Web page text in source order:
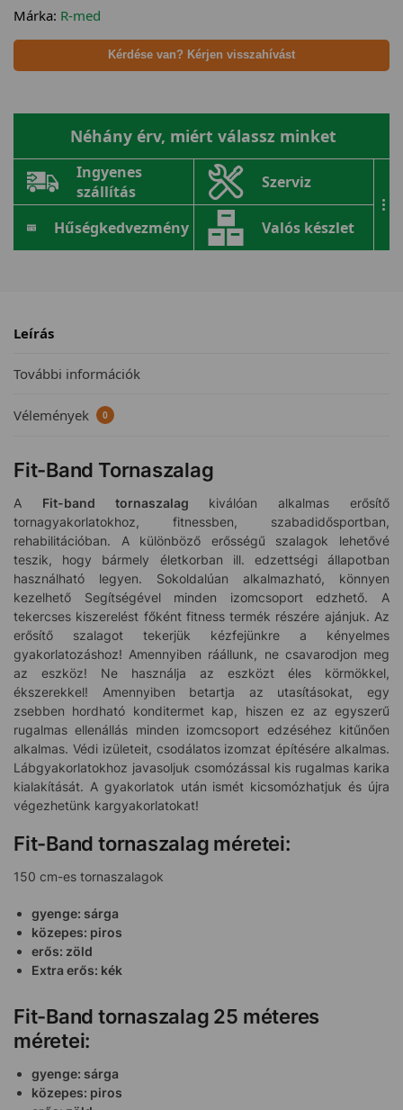
Márka: R-med
Kérdése van? Kérjen visszahívást
Néhány érv, miért válassz minket
Ingyenes
szállítás
Szerviz
Hűségkedvezmény Valós készlet
...
Leírás
További információk
Vélemények 0
Fit-Band Tornaszalag
A Fit-band tornaszalag kiválóan alkalmas erősítő
tornagyakorlatokhoz, fitnessben, szabadidősportban,
rehabilitációban. A különböző erősségű szalagok lehetővé
teszik, hogy bármely életkorban ill. edzettségi állapotban
használható legyen. Sokoldalúan alkalmazható, könnyen
kezelhető Segítségével minden izomcsoport edzhető. A
tekercses kiszerelést főként fitness termék részére ajánjuk. Az
erősítő szalagot tekerjük kézfejünkre a kényelmes
gyakorlatozáshoz! Amennyiben ráállunk, ne csavarodjon meg
az eszköz! Ne használja az eszközt éles körmökkel,
ékszerekkel! Amennyiben betartja az utasításokat, egy
zsebben hordható konditermet kap, hiszen ez az egyszerű
rugalmas ellenállás minden izomcsoport edzéséhez kitűnően
alkalmas. Védi izületeit, csodálatos izomzat építésére alkalmas.
Lábgyakorlatokhoz javasoljuk csomózással kis rugalmas karika
kialakítását. A gyakorlatok után ismét kicsomózhatjuk és újra
végezhetünk kargyakorlatokat!
Fit-Band tornaszalag méretei:
150 cm-es tornaszalagok
gyenge: sárga
közepes: piros
erős: zöld
Extra erős: kék
Fit-Band tornaszalag 25 méteres
méretei:
gyenge: sárga
közepes: piros